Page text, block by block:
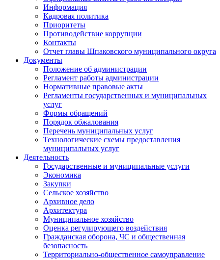
Информация
Кадровая политика
Приоритеты
Противодействие коррупции
Контакты
Отчет главы Шпаковского муниципального округа
Документы
Положение об администрации
Регламент работы администрации
Нормативные правовые акты
Регламенты государственных и муниципальных
услуг
Формы обращений
Порядок обжалования
Перечень муниципальных услуг
Технологические схемы предоставления
муниципальных услуг
Деятельность
Государственные и муниципальные услуги
Экономика
Закупки
Сельское хозяйство
Архивное дело
Архитектура
Муниципальное хозяйство
Оценка регулирующего воздействия
Гражданская оборона, ЧС и общественная
безопасность
Территориально-общественное самоуправление